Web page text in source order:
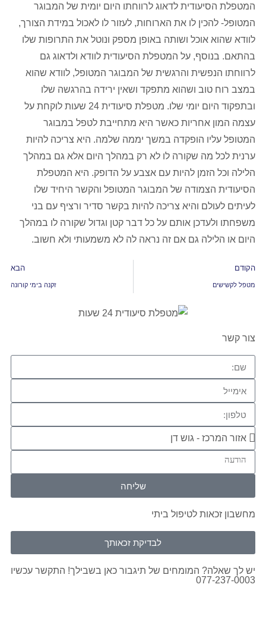
המטפלת הסיעודית לדאוג לרווחתו היום יומית של המבוגר
המטופל- להכין לו את הארוחות, לעזור לו לאכול במידת הצורך,
לוודא שהוא אוכל ושותה באופן מספק ונוטל את התרופות שלו
בהתאם. בנוסף, על המטפלת הסיעודית לוודא ולדאוג גם
לרווחתו הנפשית והרגשית של המבוגר המטופל, לוודא שהוא
במצב רוח טוב ושהוא מתפקד ושאין ירידה בהרגשה שלו
ובתפקוד היום יומי שלו. מטפלת סיעודית 24 שעות לוקחת על
עצמה המון אחריות כאשר היא מתחייבת לטפל במבוגר
המטופל עליו הופקדה במשך יממה שלמה. היא צריכה להיות
ערנית לכל מה שקורה לו לא רק במהלך היום אלא גם במהלך
הלילה וכל הזמן להיות עם אצבע על הדופק. היא המטפלת
הסיעודית הצמודה של המבוגר המטופל והקשר היחיד שלו
לעיתים לעולם והיא צריכה להיות בקשר סדיר ורציף עם בני
משפחתו ולעדכן אותם על כל דבר קטן וגדול שקורה לו במהלך
היום או הלילה גם אם זה נראה לה לא משמעותי ולא חשוב.
הקודם
מטפל לקשישים
הבא
זקנה בימי קורונה
צור קשר
שליחה
מחשבון זכאות לטיפול ביתי
לבדיקת זכאותך
יש לך שאלה? המומחים של תיגבור כאן בשבילך! התקשר עכשיו
077-237-0003